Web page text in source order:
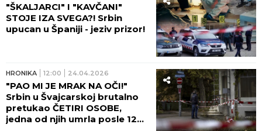
"ŠKALJARCI" I "KAVČANI"
STOJE IZA SVEGA?! Srbin
upucan u Španiji - jeziv prizor!
HRONIKA 12:00 24.04.2026
"PAO MI JE MRAK NA OČI!"
Srbin u Švajcarskoj brutalno
pretukao ČETIRI OSOBE,
jedna od njih umrla posle 12